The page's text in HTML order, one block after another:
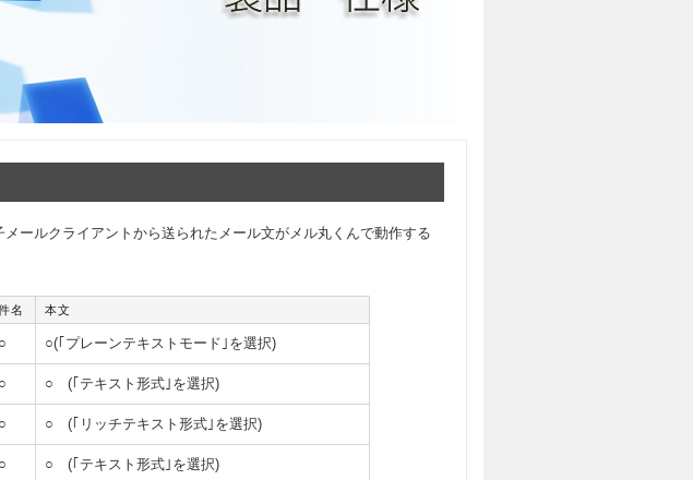
ールクライアントから送られたメール文がメル丸くんで動作する
名 本文
○ ○(｢プレーンテキストモード｣を選択)
○ ○ (｢テキスト形式｣を選択)
○ ○ (｢リッチテキスト形式｣を選択)
○ ○ (｢テキスト形式｣を選択)